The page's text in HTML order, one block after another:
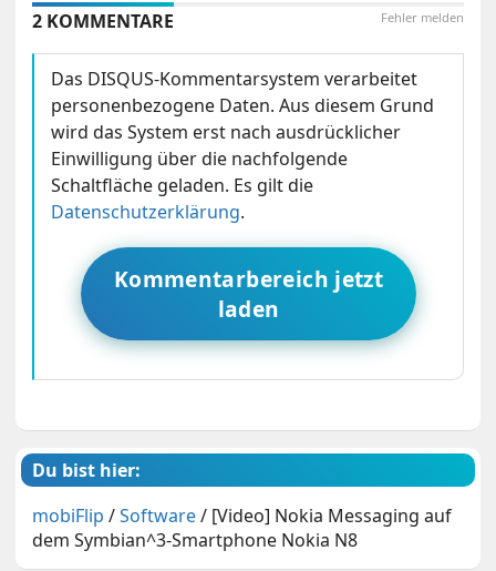
Fehler melden
2 KOMMENTARE
Das DISQUS-Kommentarsystem verarbeitet
personenbezogene Daten. Aus diesem Grund
wird das System erst nach ausdrücklicher
Einwilligung über die nachfolgende
Schaltfläche geladen. Es gilt die
Datenschutzerklärung.
Kommentarbereich jetzt
laden
Du bist hier:
mobiFlip /Software/ [Video] Nokia Messaging auf
dem Symbian^3-Smartphone Nokia N8